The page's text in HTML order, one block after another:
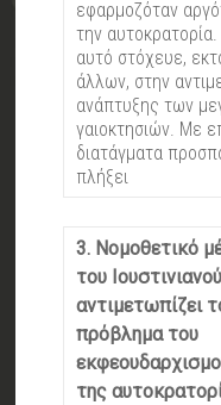
εφαρμοζόταν
την
αυτό στόχευε,
άλλων, στην
ανάπτυξης των
γαιοκτησιών. Με
διατάγματα
πλήξει
3. Νομοθετικό
του Ιουστινιανού
αντιμετωπίζει
πρόβλημα του
της